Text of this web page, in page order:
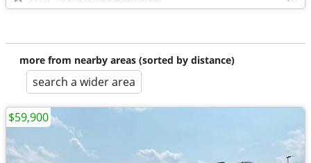
more from nearby areas (sorted by distance)
search a wider area
$59,900